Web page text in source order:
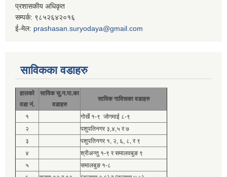
प्रशासकीय अधिकृत
सम्पर्क: ९८५२६४२०१६
ई-मेल: prashasan.suryodaya@gmail.com
साविकका वडाहरु
हालको
वडा नं.
साविक सु.न.पा.का
वडाहरु
साविक गाविसका वडाहरु
१
गोर्खे १-९ जोगमाई ८-९
२
पशुपतिनगर ३,४,५ र ७
३
पशुपतिनगर १, २, ६, ८, र ९
४
श्रीअन्तु १-९ र समालवबुङ ९
५
समालबुङ १-८